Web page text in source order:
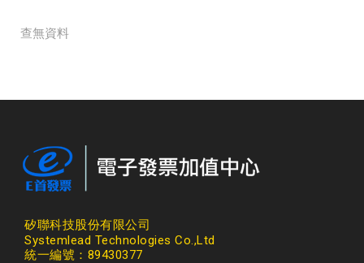
查無資料
矽聯科技股份有限公司
Systemlead Technologies Co.,Ltd
統一編號：89430377